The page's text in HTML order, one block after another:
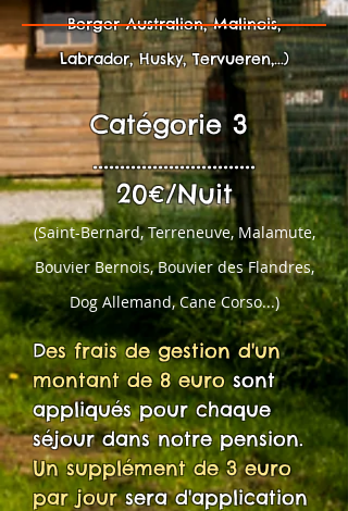
Berger Australien, Malinois,
Labrador, Husky, Tervueren,...)
Catégorie 3
..............................
20€/Nuit
(Saint-Bernard, Terreneuve, Malamute,
Bouvier Bernois, Bouvier des Flandres,
Dog Allemand, Cane Corso...)
Des frais de gestion d'un
montant de 8 eurosont
appliqués pour chaque
séjour dans notre pension.
Un supplément de 3 euro
par joursera d'application